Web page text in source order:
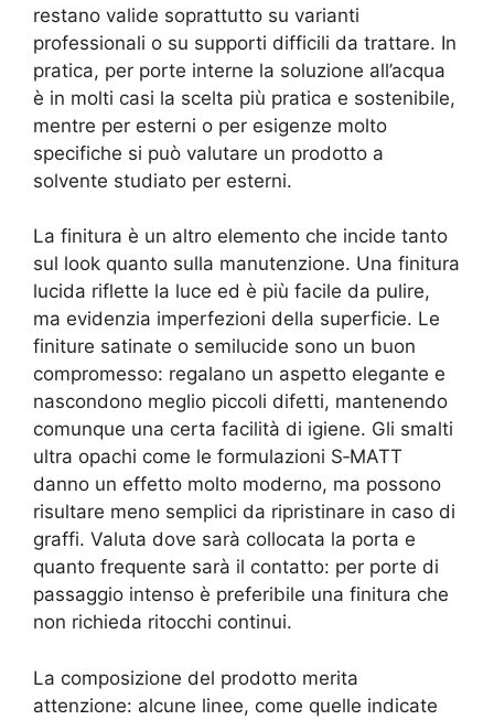
restano valide soprattutto su varianti
professionali o su supporti difficili da trattare. In
pratica, per porte interne la soluzione all’acqua
è in molti casi la scelta più pratica e sostenibile,
mentre per esterni o per esigenze molto
specifiche si può valutare un prodotto a
solvente studiato per esterni.
La finitura è un altro elemento che incide tanto
sul look quanto sulla manutenzione. Una finitura
lucida riflette la luce ed è più facile da pulire,
ma evidenzia imperfezioni della superficie. Le
finiture satinate o semilucide sono un buon
compromesso: regalano un aspetto elegante e
nascondono meglio piccoli difetti, mantenendo
comunque una certa facilità di igiene. Gli smalti
ultra opachi come le formulazioni S‑MATT
danno un effetto molto moderno, ma possono
risultare meno semplici da ripristinare in caso di
graffi. Valuta dove sarà collocata la porta e
quanto frequente sarà il contatto: per porte di
passaggio intenso è preferibile una finitura che
non richieda ritocchi continui.
La composizione del prodotto merita
attenzione: alcune linee, come quelle indicate